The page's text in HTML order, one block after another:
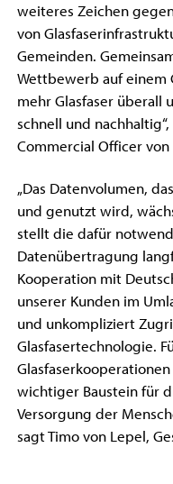
weiteres Zeichen
von
Gemeinden.
Wettbewerb auf einem
mehr Glasfaser überall
schnell und
Commercial Officer von
„Das Datenvolumen,
und genutzt wird,
stellt die dafür
Datenübertragung
Kooperation mit
unserer Kunden im
und unkompliziert
Glasfasertechnologie.
wichtiger Baustein für
Versorgung der
sagt Timo von Lepel,